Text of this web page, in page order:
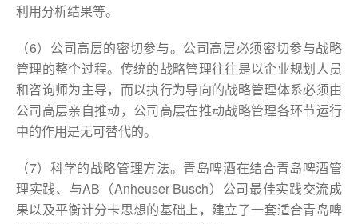
利用分析结果等。
（6）公司高层的密切参与。公司高层必须密切参与战略
管理的整个过程。传统的战略管理往往是以企业规划人员
和咨询师为主导，而以执行为导向的战略管理体系必须由
公司高层亲自推动，公司高层在推动战略管理各环节运行
中的作用是无可替代的。
（7）科学的战略管理方法。青岛啤酒在结合青岛啤酒管
理实践、与AB（Anheuser Busch）公司最佳实践交流成
果以及平衡计分卡思想的基础上，建立了一套适合青岛啤